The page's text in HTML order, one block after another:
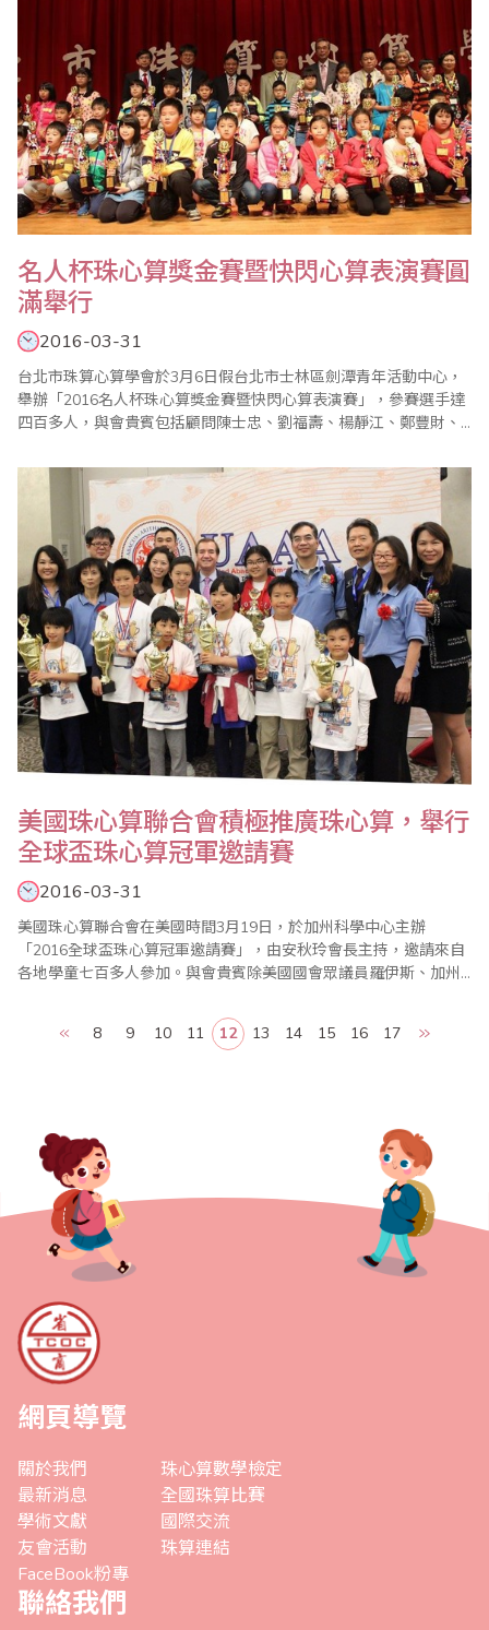
名人杯珠心算獎金賽暨快閃心算表演賽圓
滿舉行
2016-03-31
台北市珠算心算學會於3月6日假台北市士林區劍潭青年活動中心，
舉辦「2016名人杯珠心算獎金賽暨快閃心算表演賽」，參賽選手達
四百多人，與會貴賓包括顧問陳士忠、劉福壽、楊靜江、鄭豐財、
彥光宣布比賽開始，選手梁勝宥宣誓後揭開序幕。 本次主要競賽項
目除珠算、心算競賽外，「珠算逐項獎金賽」，更是高潮迭起，由
於是從珠算名人組最優前5名中選拔出來，..
美國珠心算聯合會積極推廣珠心算，舉行
全球盃珠心算冠軍邀請賽
2016-03-31
美國珠心算聯合會在美國時間3月19日，於加州科學中心主辦
「2016全球盃珠心算冠軍邀請賽」，由安秋玲會長主持，邀請來自
各地學童七百多人參加。與會貴賓除美國國會眾議員羅伊斯、加州
焰伉儷、印尼林建中會長伉儷等多人。 此次比賽結合推廣科學教育
基礎理念，讓人留下深刻印象；活動中「快閃心算表演賽」成功的
8 9 10 11 12 13 14 15 16 17
網頁導覽
關於我們
最新消息
學術文獻
友會活動
FaceBook粉專
珠心算數學檢定
全國珠算比賽
國際交流
珠算連結
聯絡我們